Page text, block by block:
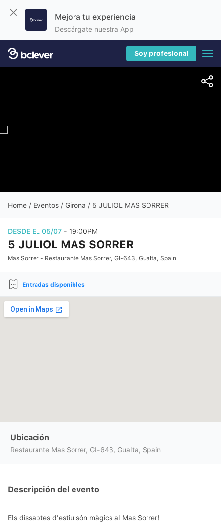
Mejora tu experiencia
Descárgate nuestra App
Soy profesional
Home / Eventos / Girona / 5 JULIOL MAS SORRER
DESDE EL 05/07 - 19:00PM
5 JULIOL MAS SORRER
Mas Sorrer - Restaurante Mas Sorrer, GI-643, Gualta, Spain
Entradas disponibles
Ubicación
Restaurante Mas Sorrer, GI-643, Gualta, Spain
Descripción del evento
Els dissabtes d'estiu són màgics al Mas Sorrer!